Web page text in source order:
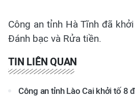
Công an tỉnh Hà Tĩnh đã
Đánh bạc và Rửa tiền.
TIN LIÊN QUAN
Công an tỉnh Lào Cai khởi tố 8